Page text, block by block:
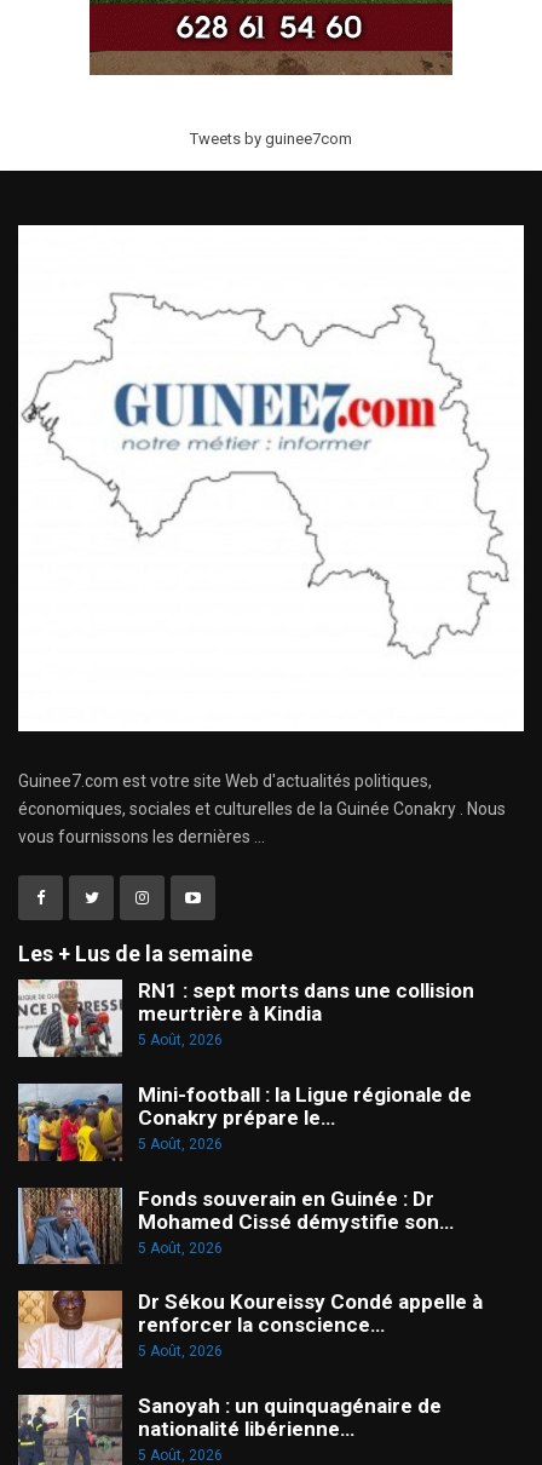
Tweets by guinee7com
Guinee7.com est votre site Web d'actualités politiques,
économiques, sociales et culturelles de la Guinée Conakry . Nous
vous fournissons les dernières ...
Les + Lus de la semaine
RN1 : sept morts dans une collision
meurtrière à Kindia
5 Août, 2026
Mini-football : la Ligue régionale de
Conakry prépare le…
5 Août, 2026
Fonds souverain en Guinée : Dr
Mohamed Cissé démystifie son…
5 Août, 2026
Dr Sékou Koureissy Condé appelle à
renforcer la conscience…
5 Août, 2026
Sanoyah : un quinquagénaire de
nationalité libérienne…
5 Août, 2026